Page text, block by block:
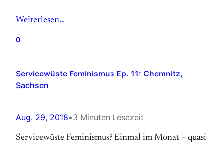
Weiterlesen…
0
Servicewüste Feminismus Ep. 11: Chemnitz,
Sachsen
Aug. 29, 2018•3 Minuten Lesezeit
Servicewüste Feminismus? Einmal im Monat – quasi